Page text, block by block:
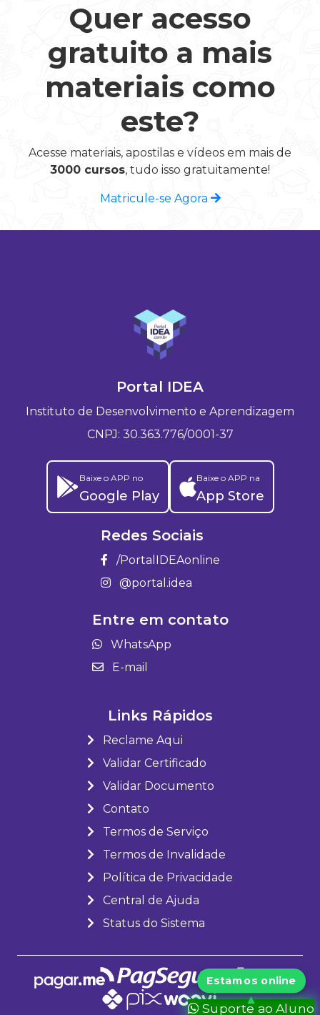
Quer acesso
gratuito a mais
materiais como
este?
Acesse materiais, apostilas e vídeos em mais de
3000 cursos, tudo isso gratuitamente!
Matricule-se Agora
Suporte ao Aluno
Portal IDEA
Instituto de Desenvolvimento e Aprendizagem
CNPJ: 30.363.776/0001-37
Baixe o APP no
Google Play
Baixe o APP na
App Store
Redes Sociais
/PortalIDEAonline
@portal.idea
Entre em contato
WhatsApp
E-mail
Links Rápidos
Reclame Aqui
Validar Certificado
Validar Documento
Contato
Termos de Serviço
Termos de Invalidade
Política de Privacidade
Central de Ajuda
Status do Sistema